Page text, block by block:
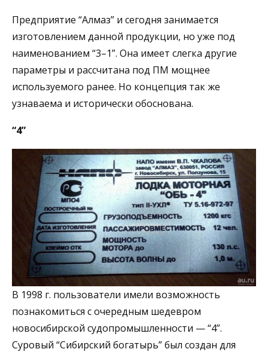
Предприятие “Алмаз” и сегодня занимается
изготовлением данной продукции, но уже под
наименованием “3–1”. Она имеет слегка другие
параметры и рассчитана под ПМ мощнее
используемого ранее. Но концепция так же
узнаваема и исторически обоснована.
“4”
В 1998 г. пользователи имели возможность
познакомиться с очередным шедевром
новосибирской судопромышленности — “4”.
Суровый “Сибирский богатырь” был создан для